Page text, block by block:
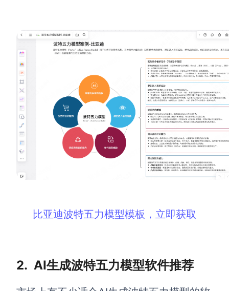
AI生成波特五力模型
AI生成安索夫矩阵
AI生成Grow模型
AI生成AARRR模型
AI生成简历
客户案例
用boardmix提升团队协作效率
比亚迪波特五力模型模板，立即获取
2. AI生成波特五力模型软件推荐